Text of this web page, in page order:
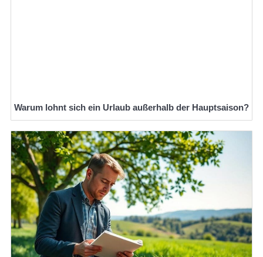
Warum lohnt sich ein Urlaub außerhalb der Hauptsaison?